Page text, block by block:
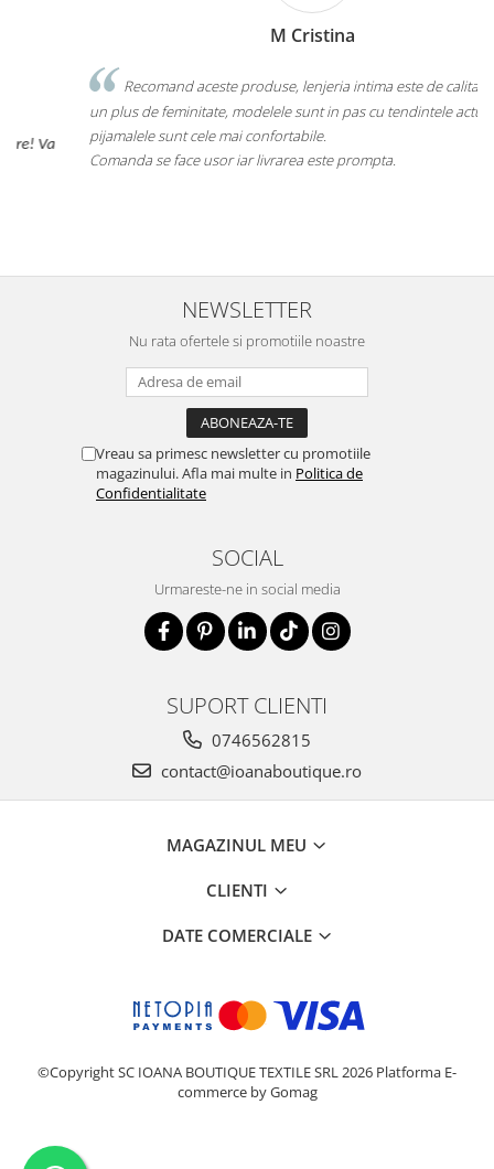
M Cristina
Recomand aceste produse, lenjeria intima este de calitate, ofera
un plus de feminitate, modelele sunt in pas cu tendintele actuale, iar
pijamalele sunt cele mai confortabile.
Comanda se face usor iar livrarea este prompta.
NEWSLETTER
Nu rata ofertele si promotiile noastre
Vreau sa primesc newsletter cu promotiile
magazinului. Afla mai multe in Politica de
Confidentialitate
SOCIAL
Urmareste-ne in social media
SUPORT CLIENTI
0746562815
contact@ioanaboutique.ro
MAGAZINUL MEU
CLIENTI
DATE COMERCIALE
©Copyright SC IOANA BOUTIQUE TEXTILE SRL 2026 Platforma E-
commerce by Gomag